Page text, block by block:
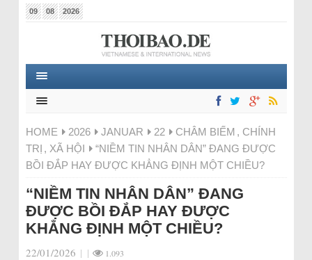
09 08 2026
HOME 2026 JANUAR 22 CHÂM BIẾM , CHÍNH
TRỊ , XÃ HỘI
“NIỀM TIN NHÂN DÂN” ĐANG ĐƯỢC
BỒI ĐẮP HAY ĐƯỢC KHẲNG ĐỊNH MỘT CHIỀU?
“NIỀM TIN NHÂN DÂN” ĐANG
ĐƯỢC BỒI ĐẮP HAY ĐƯỢC
KHẲNG ĐỊNH MỘT CHIỀU?
22/01/2026 | | 1.093